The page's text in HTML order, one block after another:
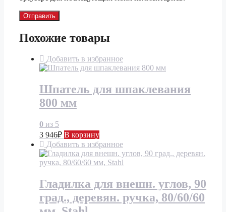
Похожие товары
Добавить в избранное
Шпатель для шпаклевания
800 мм
0 из 5
3 946₽ В корзину
Добавить в избранное
Гладилка для внешн. углов, 90
град., деревян. ручка, 80/60/60